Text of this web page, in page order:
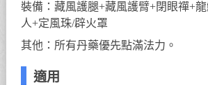
裝備：藏風護腿+藏風護臂+閉眼禪+
人+定風珠/辟火罩
其他：所有丹藥優先點滿法力。
適用